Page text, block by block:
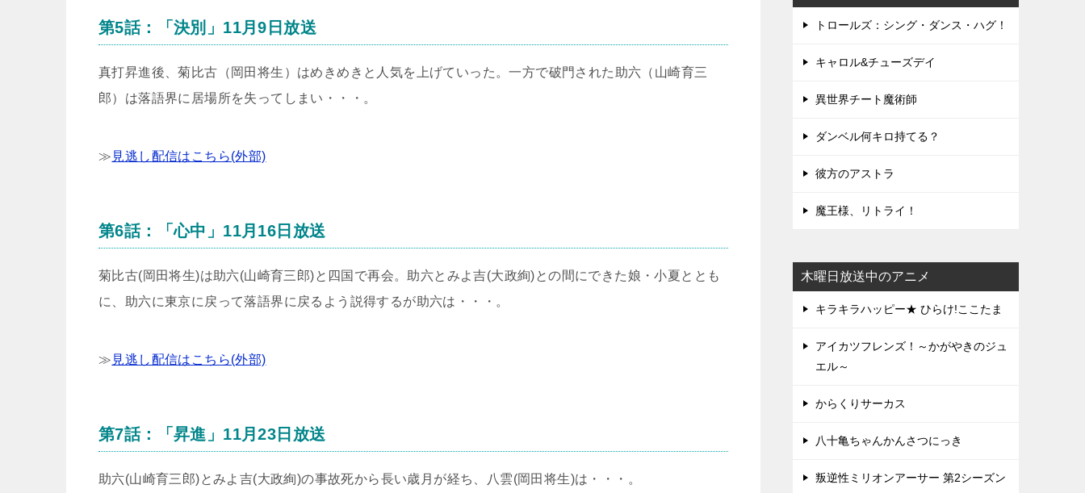
第5話：「決別」11月9日放送
真打昇進後、菊比古（岡田将生）はめきめきと人気を上げていった。一方で破門された助六（山崎育三
郎）は落語界に居場所を失ってしまい・・・。
≫ 見逃し配信はこちら(外部)
第6話：「心中」11月16日放送
菊比古(岡田将生)は助六(山崎育三郎)と四国で再会。助六とみよ吉(大政絢)との間にできた娘・小夏ととも
に、助六に東京に戻って落語界に戻るよう説得するが助六は・・・。
≫ 見逃し配信はこちら(外部)
第7話：「昇進」11月23日放送
助六(山崎育三郎)とみよ吉(大政絢)の事故死から長い歳月が経ち、八雲(岡田将生)は・・・。
トロールズ：シング・ダンス・ハグ！
キャロル&チューズデイ
異世界チート魔術師
ダンベル何キロ持てる？
彼方のアストラ
魔王様、リトライ！
木曜日放送中のアニメ
キラキラハッピー★ ひらけ!ここたま
アイカツフレンズ！～かがやきのジュ
エル～
からくりサーカス
八十亀ちゃんかんさつにっき
叛逆性ミリオンアーサー 第2シーズン